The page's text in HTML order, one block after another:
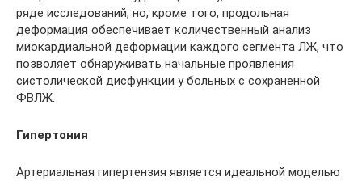
ряде исследований, но, кроме того, продольная
деформация обеспечивает количественный анализ
миокардиальной деформации каждого сегмента ЛЖ, что
позволяет обнаруживать начальные проявления
систолической дисфункции у больных с сохраненной
ФВЛЖ.
Гипертония
Артериальная гипертензия является идеальной моделью